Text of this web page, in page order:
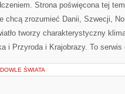
Strona poświęcona tej
chcą zrozumieć Danii, Szwecji,
tworzy charakterystyczny
i Przyroda i Krajobrazy. To
ŚWIATA